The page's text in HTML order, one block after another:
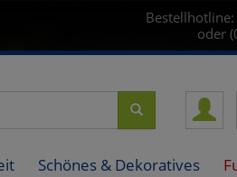
oder
Schönes & Dekoratives